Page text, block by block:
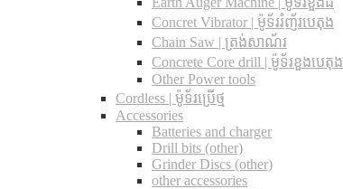
Concret Vibrator | ម៉ូទ័ររំញ័របេតុង
Chain Saw | ត្រង់សាណ័រ
Concrete Core drill | ម៉ូទ័រខួងបេតុង
Other Power tools
Cordless​ | ម៉ូទ័រប្រើថ្ម
Accessories
Batteries and charger
Drill bits (other)
Grinder Discs (other)
other accessories